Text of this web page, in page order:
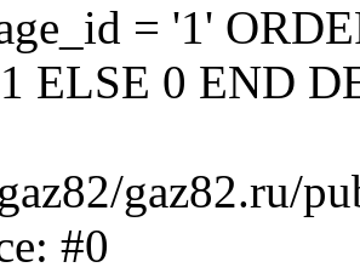
= '1'
ELSE 0 END
gaz82.ru/
#0